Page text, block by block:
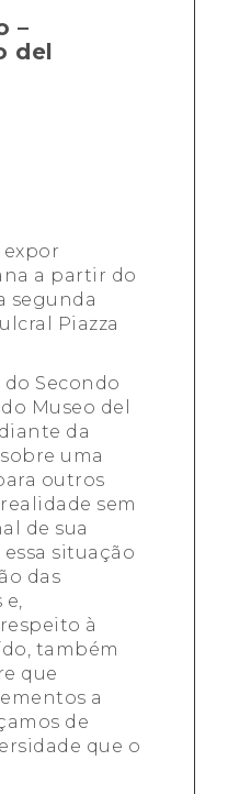
–
del
a partir do
segunda
Piazza
Secondo
Museo del
da
uma
outros
sem
de sua
situação
das
e,
à
também
que
a
de
que o